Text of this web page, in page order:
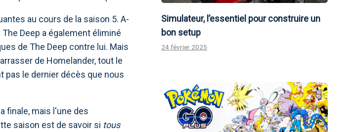
au cours de la saison 5. A-
Deep a également éliminé
de The Deep contre lui. Mais
de Homelander, tout le
pas le dernier décès que nous
finale, mais l'une des
saison est de savoir si tous
Simulateur, l’essentiel pour construire un
bon setup
24 février 2025